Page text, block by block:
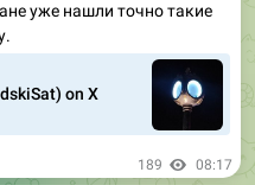
уже нашли точно такие
on X
189 08:17